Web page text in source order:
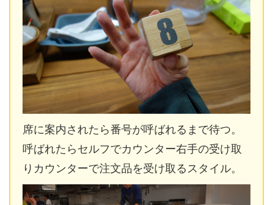
席に案内されたら番号が呼ばれるまで待つ。
呼ばれたらセルフでカウンター右手の受け取
りカウンターで注文品を受け取るスタイル。